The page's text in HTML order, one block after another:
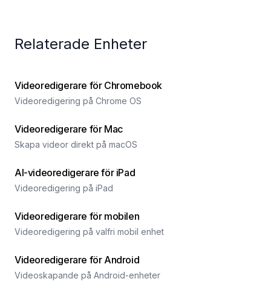
Relaterade Enheter
Videoredigerare för Chromebook
Videoredigering på Chrome OS
Videoredigerare för Mac
Skapa videor direkt på macOS
AI-videoredigerare för iPad
Videoredigering på iPad
Videoredigerare för mobilen
Videoredigering på valfri mobil enhet
Videoredigerare för Android
Videoskapande på Android-enheter